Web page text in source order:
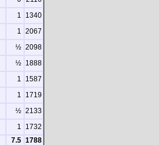
1
1340
1 2067
½ 2098
½ 1888
1
1587
1
1719
½ 2133
1
1732
7.5 1788